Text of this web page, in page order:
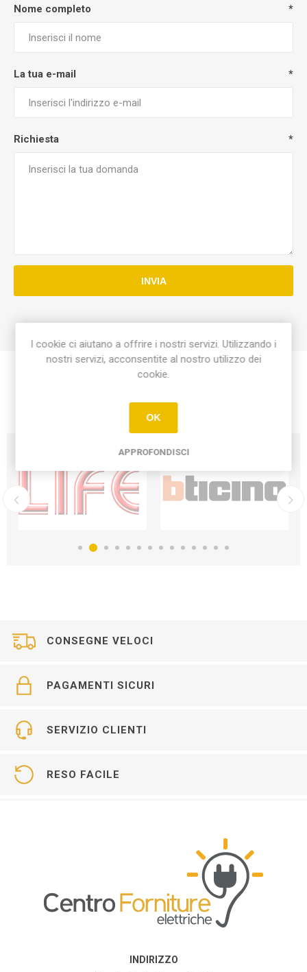
Nome completo *
La tua e-mail *
Richiesta *
INVIA
CONSEGNE VELOCI
PAGAMENTI SICURI
SERVIZIO CLIENTI
RESO FACILE
INDIRIZZO
I cookie ci aiutano a offrire i nostri servizi. Utilizzando i
nostri servizi, acconsentite al nostro utilizzo dei
cookie.
OK
APPROFONDISCI